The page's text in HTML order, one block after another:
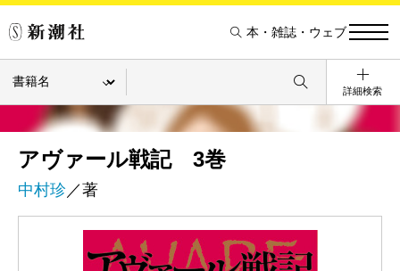
本・雑誌・ウェブ
詳細検索
アヴァール戦記 3巻
中村珍／著